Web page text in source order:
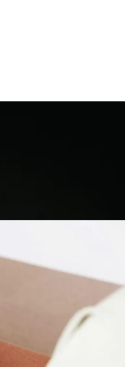
）本日の空き状